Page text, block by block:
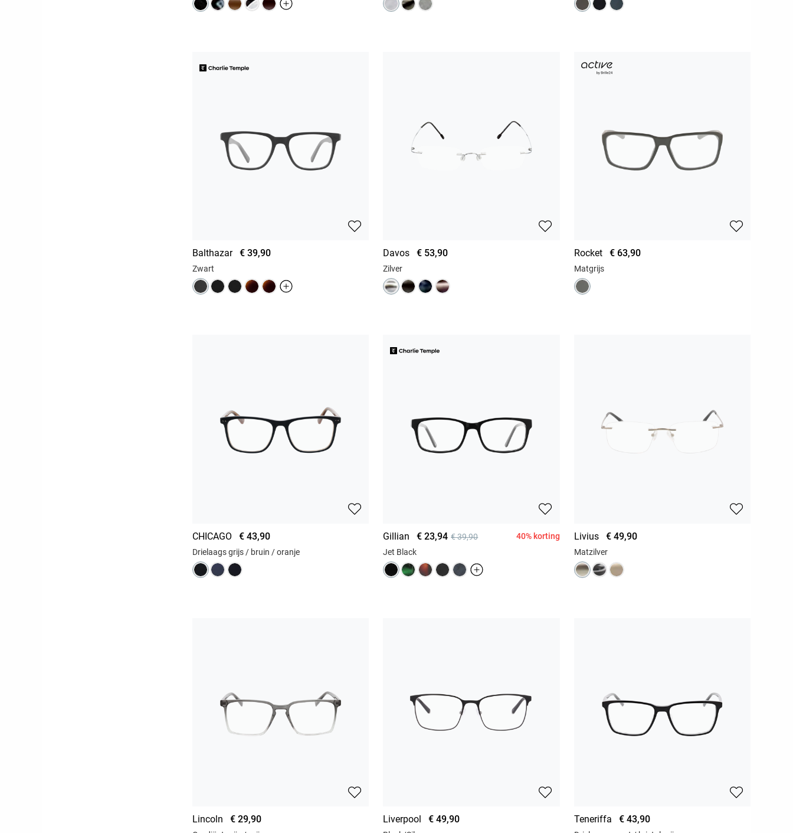
Balthazar € 39,90
Zwart
Davos € 53,90
Zilver
Rocket € 63,90
Matgrijs
CHICAGO € 43,90
Drielaags grijs / bruin / oranje
Gillian € 23,94 € 39,90
40% korting
Jet Black
Livius € 49,90
Matzilver
Lincoln € 29,90 Liverpool € 49,90 Teneriffa € 43,90